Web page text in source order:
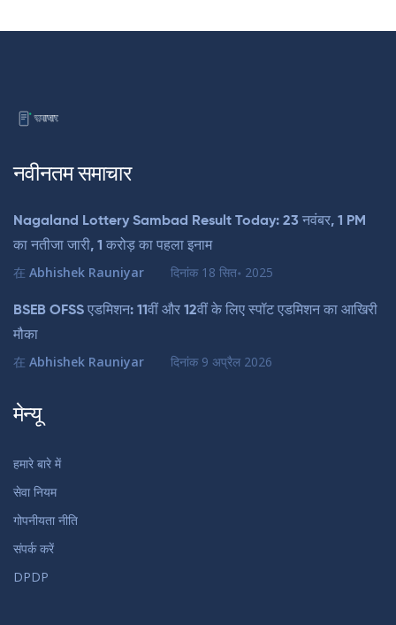
नवीनतम समाचार
Nagaland Lottery Sambad Result Today: 23 नवंबर, 1 PM
का नतीजा जारी, 1 करोड़ का पहला इनाम
在 Abhishek Rauniyar दिनांक 18 सित॰ 2025
BSEB OFSS एडमिशन: 11वीं और 12वीं के लिए स्पॉट एडमिशन का आखिरी
मौका
在 Abhishek Rauniyar दिनांक 9 अप्रैल 2026
मेन्यू
हमारे बारे में
सेवा नियम
गोपनीयता नीति
संपर्क करें
DPDP